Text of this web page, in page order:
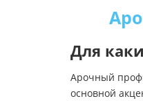
Для
Арочный
основной